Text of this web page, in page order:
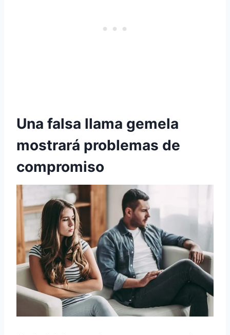
Una falsa llama gemela
mostrará problemas de
compromiso